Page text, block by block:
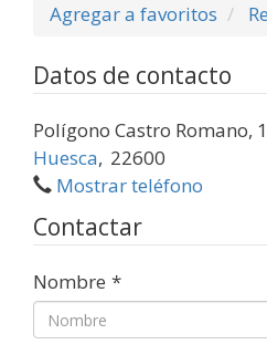
Agregar a favoritos
Datos de contacto
Polígono Castro Romano,
Huesca, 22600
Mostrar teléfono
Contactar
Nombre *